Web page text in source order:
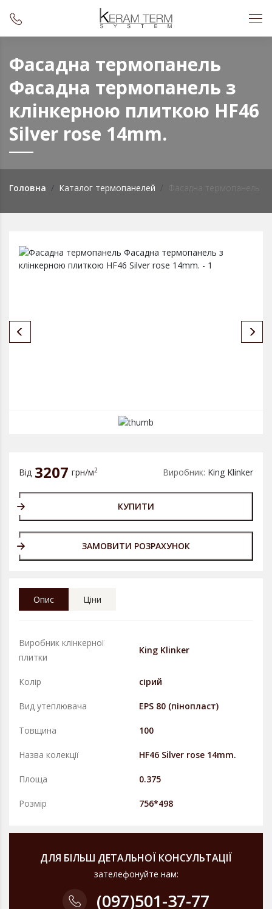
Фасадна термопанель
Фасадна термопанель з
клінкерною плиткою HF46
Silver rose 14mm.
Головна Каталог термопанелей Фасадна термопанель з
Від 3207 грн/м2 Виробник: King Klinker
КУПИТИ
ЗАМОВИТИ РОЗРАХУНОК
Опис Ціни
Виробник клінкерної
плитки
King Klinker
Колір сірий
Вид утеплювача EPS 80 (пінопласт)
Товщина 100
Назва колекції HF46 Silver rose 14mm.
Площа 0.375
Розмір 756*498
ДЛЯ БІЛЬШ ДЕТАЛЬНОЇ КОНСУЛЬТАЦІЇ
зателефонуйте нам:
(097)501-37-77